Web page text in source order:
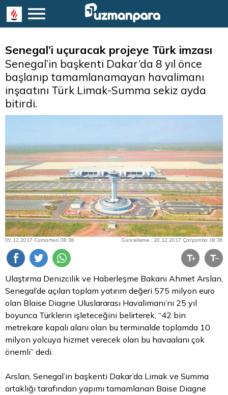
Senegal’i uçuracak projeye Türk imzası
Senegal’in başkenti Dakar’da 8 yıl önce
başlanıp tamamlanamayan havalimanı
inşaatını Türk Limak-Summa sekiz ayda
bitirdi.
09.12.2017 Cumartesi 08:38 Güncelleme : 20.12.2017 Çarşamba 18:36
Ulaştırma Denizcilik ve Haberleşme Bakanı Ahmet Arslan,
Senegal’de açılan toplam yatırım değeri 575 milyon euro
olan Blaise Diagne Uluslararası Havalimanı’nı 25 yıl
boyunca Türklerin işleteceğini belirterek, “42 bin
metrekare kapalı alanı olan bu terminalde toplamda 10
milyon yolcuya hizmet verecek olan bu havaalanı çok
önemli” dedi.
Arslan, Senegal’in başkenti Dakar’da Limak ve Summa
ortaklığı tarafından yapımı tamamlanan Baise Diagne